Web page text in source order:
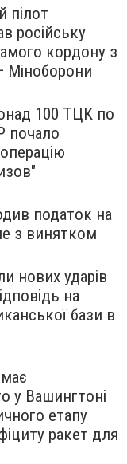
пілот
російську
кордону з
100 ТЦК по
почало
податок на
з винятком
нових ударів
на
бази в
у Вашингтоні
етапу
ракет для